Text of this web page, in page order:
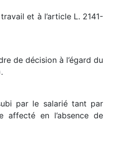
et à l’article L. 2141-
de décision à l’égard du
par le salarié tant par
en l’absence de